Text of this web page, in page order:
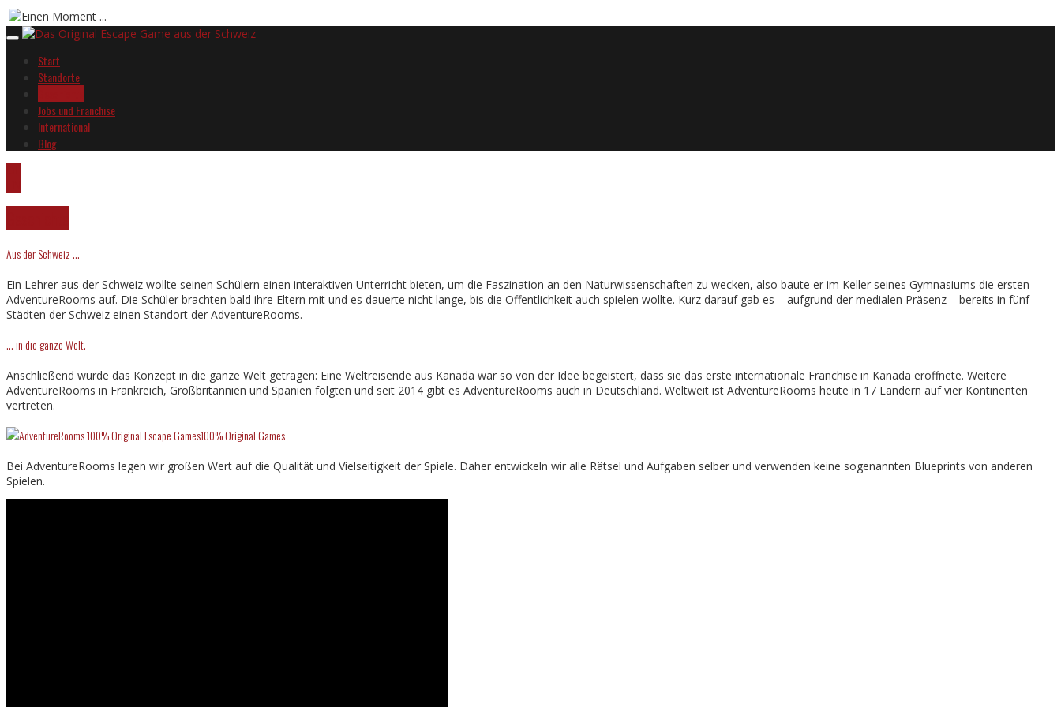
Start
Standorte
Jobs und Franchise
International
Blog
Aus der Schweiz …
Ein Lehrer aus der Schweiz wollte seinen Schülern einen interaktiven Unterricht bieten, um die Faszination an den Naturwissenschaften zu wecken, also baute er im Keller seines Gymnasiums die ersten
AdventureRooms auf. Die Schüler brachten bald ihre Eltern mit und es dauerte nicht lange, bis die Öffentlichkeit auch spielen wollte. Kurz darauf gab es – aufgrund der medialen Präsenz – bereits in fünf
Städten der Schweiz einen Standort der AdventureRooms.
… in die ganze Welt.
Anschließend wurde das Konzept in die ganze Welt getragen: Eine Weltreisende aus Kanada war so von der Idee begeistert, dass sie das erste internationale Franchise in Kanada eröffnete. Weitere
AdventureRooms in Frankreich, Großbritannien und Spanien folgten und seit 2014 gibt es AdventureRooms auch in Deutschland. Weltweit ist AdventureRooms heute in 17 Ländern auf vier Kontinenten
vertreten.
100% Original Games
Bei AdventureRooms legen wir großen Wert auf die Qualität und Vielseitigkeit der Spiele. Daher entwickeln wir alle Rätsel und Aufgaben selber und verwenden keine sogenannten Blueprints von anderen
Spielen.